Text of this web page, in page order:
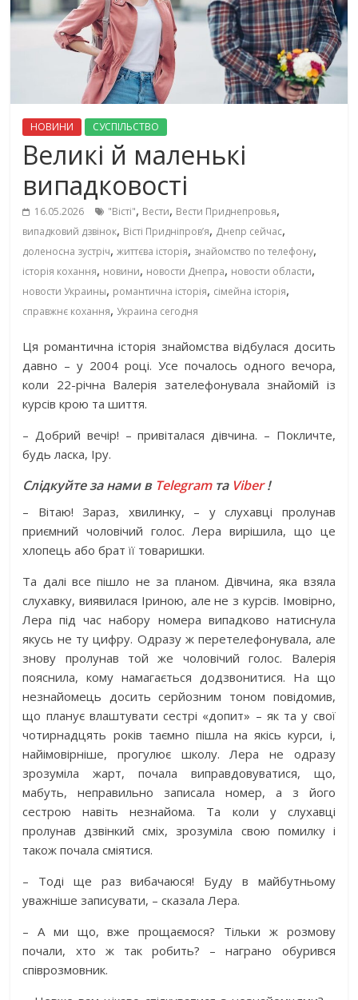
НОВИНИ СУСПІЛЬСТВО
Великі й маленькі
випадковості
16.05.2026 "Вісті", Вести, Вести Приднепровья,
випадковий дзвінок, Вісті Придніпровʼя, Днепр сейчас,
доленосна зустріч,життєва історія, знайомство по телефону,
історія кохання, новини, новости Днепра, новости области,
новости Украины, романтична історія, сімейна історія,
справжнє кохання, Украина сегодня
Ця романтична історія знайомства відбулася досить
давно – у 2004 році. Усе почалось одного вечора,
коли 22-річна Валерія зателефонувала знайомій із
курсів крою та шиття.
– Добрий вечір! – привіталася дівчина. – Покличте,
будь ласка, Іру.
Слідкуйте за нами в Telegramта Viber!
– Вітаю! Зараз, хвилинку, – у слухавці пролунав
приємний чоловічий голос. Лера вирішила, що це
хлопець або брат її товаришки.
Та далі все пішло не за планом. Дівчина, яка взяла
слухавку, виявилася Іриною, але не з курсів. Імовірно,
Лера під час набору номера випадково натиснула
якусь не ту цифру. Одразу ж перетелефонувала, але
знову пролунав той же чоловічий голос. Валерія
пояснила, кому намагається додзвонитися. На що
незнайомець досить серйозним тоном повідомив,
що планує влаштувати сестрі «допит» – як та у свої
чотирнадцять років таємно пішла на якісь курси, і,
найімовірніше, прогулює школу. Лера не одразу
зрозуміла жарт, почала виправдовуватися, що,
мабуть, неправильно записала номер, а з його
сестрою навіть незнайома. Та коли у слухавці
пролунав дзвінкий сміх, зрозуміла свою помилку і
також почала сміятися.
– Тоді ще раз вибачаюся! Буду в майбутньому
уважніше записувати, – сказала Лера.
– А ми що, вже прощаємося? Тільки ж розмову
почали, хто ж так робить? – награно обурився
співрозмовник.